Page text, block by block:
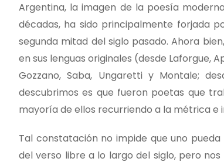
Argentina, la imagen de la poesía
décadas, ha sido principalmente forjada
segunda mitad del siglo pasado. Ahora
en sus lenguas originales (desde Laforgue,
Gozzano, Saba, Ungaretti y Montale;
descubrimos es que fueron poetas que
mayoría de ellos recurriendo a la métrica e
Tal constatación no impide que uno
del verso libre a lo largo del siglo, pero